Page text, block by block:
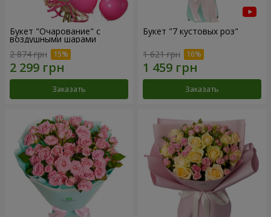
Букет "Очарование" с
воздушными шарами
2 874 грн
Заказать
Букет "7 кустовых роз"
1 621 грн
Заказать